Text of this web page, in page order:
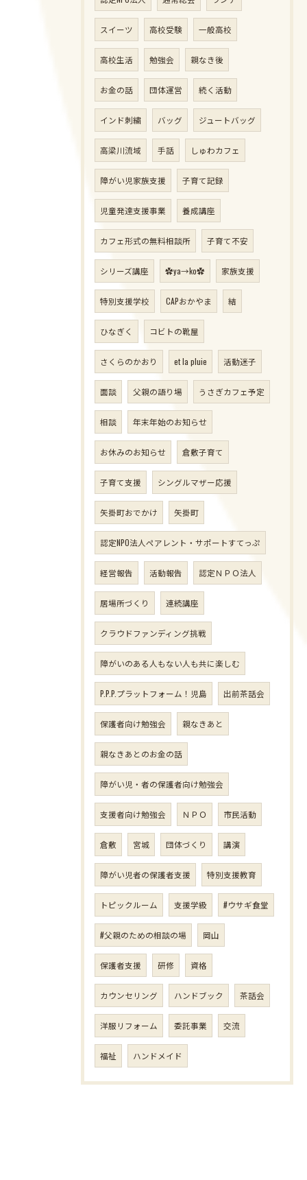
スイーツ 高校受験 一般高校
高校生活 勉強会 親なき後
お金の話 団体運営 続く活動
インド刺繍 バッグ ジュートバッグ
高梁川流域 手話 しゅわカフェ
障がい児家族支援 子育て記録
児童発達支援事業 養成講座
カフェ形式の無料相談所 子育て不安
シリーズ講座 ✿ya→ko✿ 家族支援
特別支援学校 CAPおかやま 結
ひなぎく コビトの靴屋
さくらのかおり et la pluie 活動迷子
面談 父親の語り場 うさぎカフェ予定
相談 年末年始のお知らせ
お休みのお知らせ 倉敷子育て
子育て支援 シングルマザー応援
矢掛町おでかけ 矢掛町
認定NPO法人ペアレント・サポートすてっぷ
経営報告 活動報告 認定ＮＰＯ法人
居場所づくり 連続講座
クラウドファンディング挑戦
障がいのある人もない人も共に楽しむ
P.P.P.プラットフォーム！児島 出前茶話会
保護者向け勉強会 親なきあと
親なきあとのお金の話
障がい児・者の保護者向け勉強会
支援者向け勉強会 ＮＰＯ 市民活動
倉敷 宮城 団体づくり 講演
障がい児者の保護者支援 特別支援教育
トピックルーム 支援学級 #ウサギ食堂
#父親のための相談の場 岡山
保護者支援 研修 資格
カウンセリング ハンドブック 茶話会
洋服リフォーム 委託事業 交流
福祉 ハンドメイド